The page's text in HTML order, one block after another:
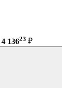
4 13623 ₽